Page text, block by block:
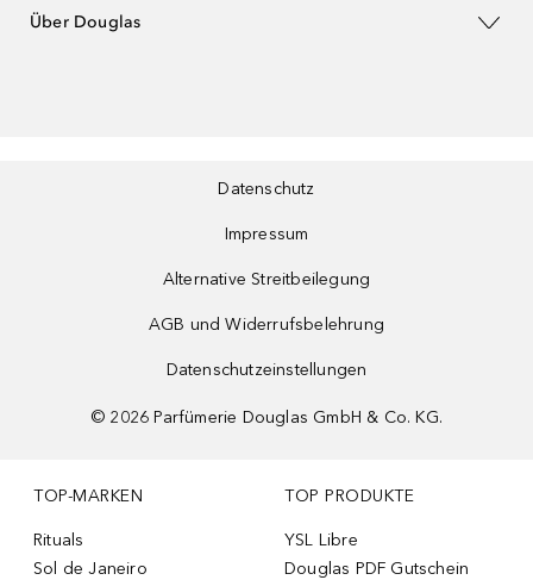
Über Douglas
Datenschutz
Impressum
Alternative Streitbeilegung
AGB und Widerrufsbelehrung
Datenschutzeinstellungen
© 2026 Parfümerie Douglas GmbH & Co. KG.
TOP-MARKEN
Rituals
Sol de Janeiro
TOP PRODUKTE
YSL Libre
Douglas PDF Gutschein